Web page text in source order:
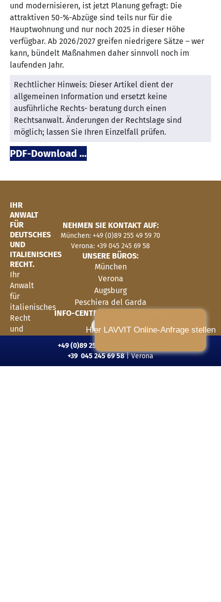
und modernisieren, ist jetzt Planung gefragt: Die
attraktiven 50-%-Abzüge sind teils nur für die
Hauptwohnung und nur noch 2025 in dieser Höhe
verfügbar. Ab 2026/2027 greifen niedrigere Sätze – wer
kann, bündelt Maßnahmen daher sinnvoll noch im
laufenden Jahr.
Rechtlicher Hinweis: Dieser Artikel dient der
allgemeinen Information und ersetzt keine
ausführliche Rechts- beratung durch einen
Rechtsanwalt. Änderungen der Rechtslage sind
möglich; lassen Sie Ihren Einzelfall prüfen.
PDF-Download …
IHR
ANWALT
FÜR
DEUTSCHES
UND
ITALIENISCHES
RECHT.
Ihr
Anwalt
für
italienisches
Recht
und
NEHMEN SIE KONTAKT AUF:
München: +49 (0)89 255 49 59 70
Verona: +39 045 245 69 58
UNSERE BÜROS:
München
Verona
Augsburg
Peschiera del Garda
INFO-CENTER
Diese Website benötigt
+49 (0)89 255 49 59 70
+39 045 245 69 58| Verona
Hier LAVVIT Online-Anfrage stellen